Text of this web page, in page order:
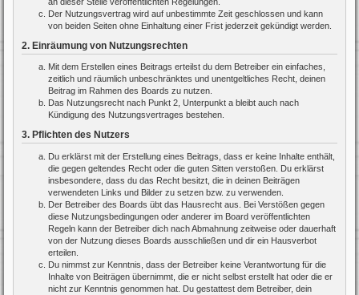
Der Nutzungsvertrag wird auf unbestimmte Zeit geschlossen und kann
von beiden Seiten ohne Einhaltung einer Frist jederzeit gekündigt werden.
2. Einräumung von Nutzungsrechten
Mit dem Erstellen eines Beitrags erteilst du dem Betreiber ein einfaches,
zeitlich und räumlich unbeschränktes und unentgeltliches Recht, deinen
Beitrag im Rahmen des Boards zu nutzen.
Das Nutzungsrecht nach Punkt 2, Unterpunkt a bleibt auch nach
Kündigung des Nutzungsvertrages bestehen.
3. Pflichten des Nutzers
Du erklärst mit der Erstellung eines Beitrags, dass er keine Inhalte enthält,
die gegen geltendes Recht oder die guten Sitten verstoßen. Du erklärst
insbesondere, dass du das Recht besitzt, die in deinen Beiträgen
verwendeten Links und Bilder zu setzen bzw. zu verwenden.
Der Betreiber des Boards übt das Hausrecht aus. Bei Verstößen gegen
diese Nutzungsbedingungen oder anderer im Board veröffentlichten
Regeln kann der Betreiber dich nach Abmahnung zeitweise oder dauerhaft
von der Nutzung dieses Boards ausschließen und dir ein Hausverbot
erteilen.
Du nimmst zur Kenntnis, dass der Betreiber keine Verantwortung für die
Inhalte von Beiträgen übernimmt, die er nicht selbst erstellt hat oder die er
nicht zur Kenntnis genommen hat. Du gestattest dem Betreiber, dein